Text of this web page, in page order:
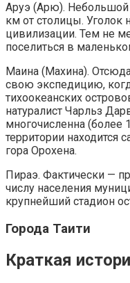
Аруэ (Арю).
км от столицы. Уголок
цивилизации. Тем не
поселиться в
Маина (Махина).
свою экспедицию,
тихоокеанских
натуралист Чарльз
многочисленна (более
территории находится
гора Орохена.
Пираэ. Фактически —
числу населения
крупнейший стадион
Города Таити
Краткая